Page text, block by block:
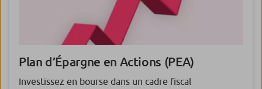
Plan d’Épargne en Actions (PEA)
Investissez en bourse dans un cadre fiscal